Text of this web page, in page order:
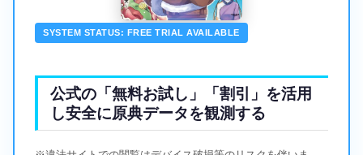
SYSTEM STATUS: FREE TRIAL AVAILABLE
公式の「無料お試し」「割引」を活用
し安全に原典データを観測する